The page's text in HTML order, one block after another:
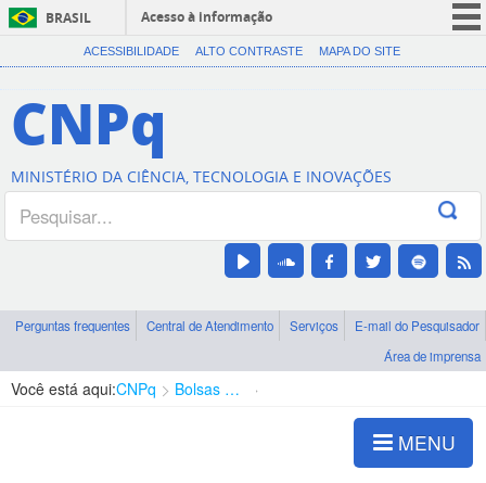
BRASIL
Acesso à informação
CORONAVÍRUS (COVID-19)
Canais
ACESSIBILIDADE ALTO CONTRASTE MAPA DO SITE
CNPq
MINISTÉRIO DA CIÊNCIA, TECNOLOGIA E INOVAÇÕES
Perguntas frequentes Central de Atendimento Serviços
E-mail do Pesquisador
Área de imprensa
Você está aqui:CNPq Bolsas e Auxílios Vigentes
MENU